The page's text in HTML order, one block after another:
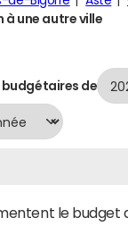
à une autre ville
budgétaires de
le budget